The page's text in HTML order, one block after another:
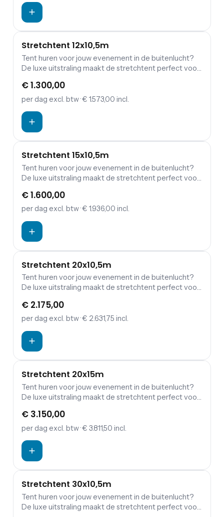
staanplaatsen of 70 zitplaatsen.
Stretchtent 12x10,5m
Tent huren voor jouw evenement in de buitenlucht?
De luxe uitstraling maakt de stretchtent perfect voor
gelegenheid. De stretchtent kan door zijn aanpasbare
constructie helemaal aan jouw behoeften worden
staanplaatsen of 80 zitplaatsen.
€ 1.300,00
per dag excl. btw· € 1.573,00 incl.
Stretchtent 15x10,5m
Tent huren voor jouw evenement in de buitenlucht?
De luxe uitstraling maakt de stretchtent perfect voor
gelegenheid. De stretchtent kan door zijn aanpasbare
constructie helemaal aan jouw behoeften worden
staanplaatsen of 110 zitplaatsen.
€ 1.600,00
per dag excl. btw· € 1.936,00 incl.
Stretchtent 20x10,5m
Tent huren voor jouw evenement in de buitenlucht?
De luxe uitstraling maakt de stretchtent perfect voor
gelegenheid. De stretchtent kan door zijn aanpasbare
constructie helemaal aan jouw behoeften worden
staanplaatsen of 150 zitplaatsen
€ 2.175,00
per dag excl. btw· € 2.631,75 incl.
Stretchtent 20x15m
Tent huren voor jouw evenement in de buitenlucht?
De luxe uitstraling maakt de stretchtent perfect voor
gelegenheid. De stretchtent kan door zijn aanpasbare
constructie helemaal aan jouw behoeften worden
€ 3.150,00
per dag excl. btw· € 3.811,50 incl.
Stretchtent 30x10,5m
Tent huren voor jouw evenement in de buitenlucht?
De luxe uitstraling maakt de stretchtent perfect voor